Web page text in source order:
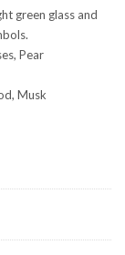
green glass and
Pear
Musk